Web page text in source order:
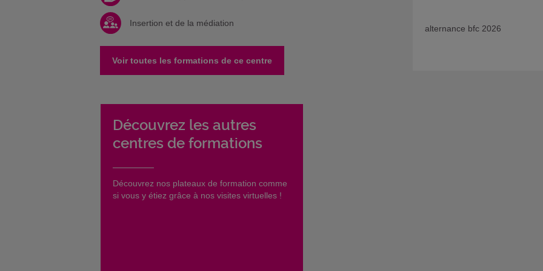
Insertion et de la médiation
Voir toutes les formations de ce centre
alternance bfc 2026
Découvrez les autres
centres de formations
​Découvrez nos plateaux de formation comme
si vous y étiez grâce à nos visites virtuelles !